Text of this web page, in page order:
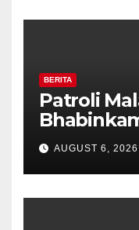
BERITA
Patroli
Pilar
Perkuat
Diajak
AUGUST 6, 2026